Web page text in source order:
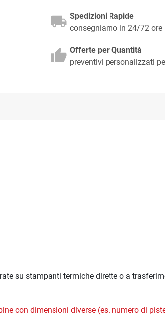
Spedizioni Rapide
consegniamo in 24/72 ore
Offerte per Quantità
preventivi personalizzati
su stampanti termiche dirette o a
con dimensioni diverse (es. numero di